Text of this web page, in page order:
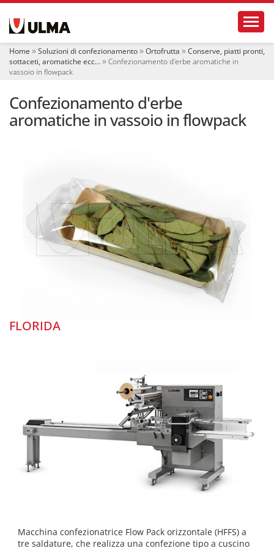
i
Home Soluzioni di confezionamento Ortofrutta
Conserve, piatti pronti,
sottaceti, aromatiche ecc…
Confezionamento d'erbe aromatiche in
vassoio in flowpack
Confezionamento d'erbe
aromatiche in vassoio in flowpack
FLORIDA
Macchina confezionatrice Flow Pack orizzontale (HFFS) a
tre saldature, che realizza una confezione tipo a cuscino